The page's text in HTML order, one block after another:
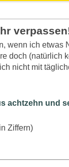
wenn ich etwas
doch (natürlich
nicht mit
achtzehn und
Ziffern)